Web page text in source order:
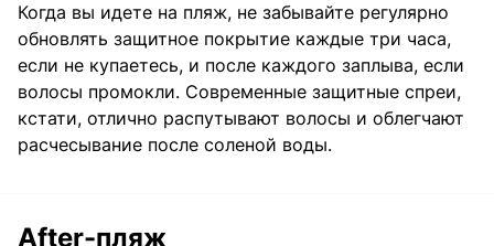
Когда вы идете на пляж, не забывайте регулярно
обновлять защитное покрытие каждые три часа,
если не купаетесь, и после каждого заплыва, если
волосы промокли. Современные защитные спреи,
кстати, отлично распутывают волосы и облегчают
расчесывание после соленой воды.
After-пляж